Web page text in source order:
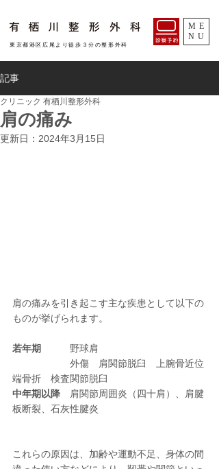
​東京都港区広尾より徒歩３分の整形外科
ME
NU
記事
肩の痛み
クリニック 有栖川整形外科
更新日： 2024年3月15日
肩の痛みを引き起こす主な疾患として以下の
ものが挙げられます。
若年期
野球肩
外傷　肩関節脱臼　上腕骨近位
端骨折　検査関節脱臼
中年期以降 肩関節周囲炎（四十肩）、肩腱
板断裂、石灰性腱炎
これらの原因は、加齢や運動不足、身体の間